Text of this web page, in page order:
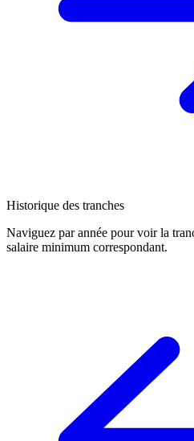
Historique des tranches
Naviguez par année pour voir la
salaire minimum correspondant.